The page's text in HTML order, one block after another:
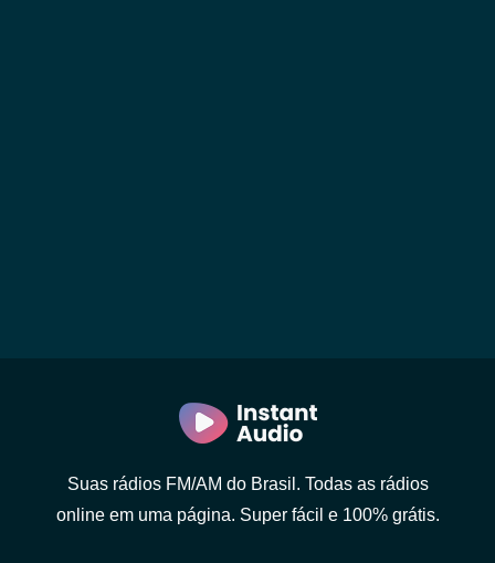
Suas rádios FM/AM do Brasil. Todas as rádios
online em uma página. Super fácil e 100% grátis.